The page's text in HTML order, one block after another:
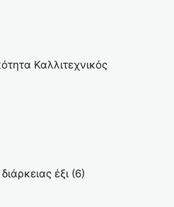
Καλλιτεχνικός
έξι (6)